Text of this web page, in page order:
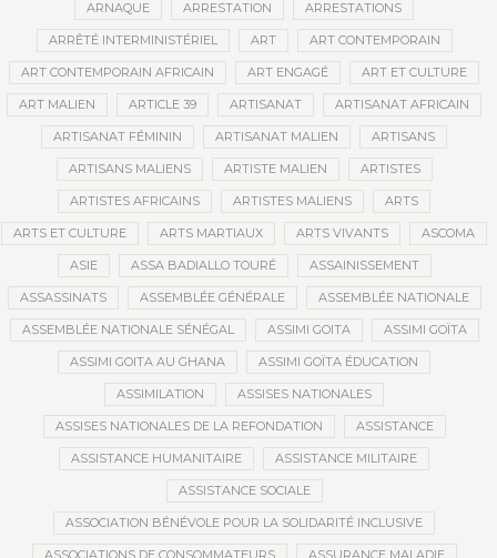
ARNAQUE ARRESTATION ARRESTATIONS
ARRÊTÉ INTERMINISTÉRIEL ART ART CONTEMPORAIN
ART CONTEMPORAIN AFRICAIN ART ENGAGÉ ART ET CULTURE
ART MALIEN ARTICLE 39 ARTISANAT ARTISANAT AFRICAIN
ARTISANAT FÉMININ ARTISANAT MALIEN ARTISANS
ARTISANS MALIENS ARTISTE MALIEN ARTISTES
ARTISTES AFRICAINS ARTISTES MALIENS ARTS
ARTS ET CULTURE ARTS MARTIAUX ARTS VIVANTS ASCOMA
ASIE ASSA BADIALLO TOURÉ ASSAINISSEMENT
ASSASSINATS ASSEMBLÉE GÉNÉRALE ASSEMBLÉE NATIONALE
ASSEMBLÉE NATIONALE SÉNÉGAL ASSIMI GOITA ASSIMI GOÏTA
ASSIMI GOITA AU GHANA ASSIMI GOÏTA ÉDUCATION
ASSIMILATION ASSISES NATIONALES
ASSISES NATIONALES DE LA REFONDATION ASSISTANCE
ASSISTANCE HUMANITAIRE ASSISTANCE MILITAIRE
ASSISTANCE SOCIALE
ASSOCIATION BÉNÉVOLE POUR LA SOLIDARITÉ INCLUSIVE
ASSOCIATIONS DE CONSOMMATEURS ASSURANCE MALADIE